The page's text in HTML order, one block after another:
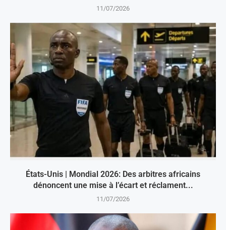
11/07/2026
États-Unis | Mondial 2026: Des arbitres africains
dénoncent une mise à l’écart et réclament...
11/07/2026